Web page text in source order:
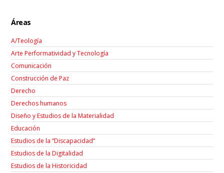
Áreas
A/Teología
Arte Performatividad y Tecnología
Comunicación
Construcción de Paz
Derecho
Derechos humanos
Diseño y Estudios de la Materialidad
Educación
Estudios de la “Discapacidad”
Estudios de la Digitalidad
Estudios de la Historicidad